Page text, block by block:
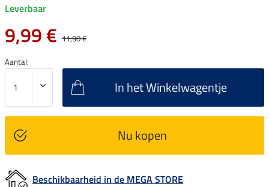
Leverbaar
9,99 € 11,90 €
Aantal:
In het Winkelwagentje
Nu kopen
Beschikbaarheid in de MEGA STORE